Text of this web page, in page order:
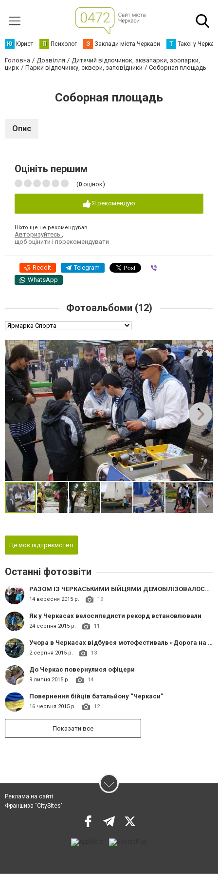
Ю Юрист П Психолог З Заклади міста Черкаси Т Таксі у
Головна Дозвілля
Дитячий відпочинок, аквапарки, зоопарки,
цирк
Парки відпочинку, сквери, заповідники Соборная площадь
Соборная площадь
Опис
Оцініть першим
(0 оцінок)
Я рекомендую
Ніхто ще не рекомендував
Авторизуйтесь
щоб оцінити і порекомендувати
Reddit Telegram
WhatsApp
Фотоальбоми (12)
Це моє підприємство
Останні фотозвіти
РАЗОМ ІЗ ЧЕРКАСЬКИМИ БІЙЦЯМИ ДЕМОБІЛІЗОВАЛОСЬ СЕМЕРО СОБАК
14 вересня 2015 р. 19
Як у Черкасах велосипедисти рекорд встановлювали
24 серпня 2015 р. 11
Учора в Черкасах відбувся мотофестиваль «Дорога на Січ»
2 серпня 2015 р. 13
До Черкас повернулися офіцери
9 липня 2015 р. 14
Повернення бійців батальйону “Черкаси”
16 червня 2015 р. 12
Показати все
Реклама на сайті
Франшиза "CitySites"